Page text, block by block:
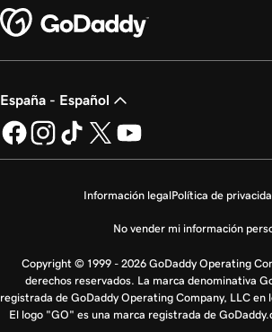
España - Español
Información legalPolítica de
No vender mi información
Copyright © 1999 - 2026 GoDaddy Operating
derechos reservados. La marca denominativa
registrada de GoDaddy Operating Company, LLC en
El logo "GO" es una marca registrada de